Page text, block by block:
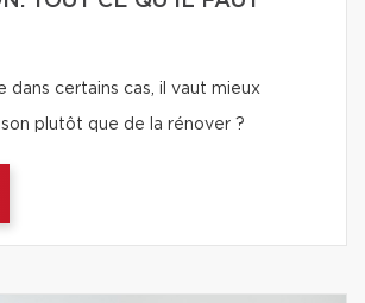
dans certains cas, il vaut mieux
plutôt que de la rénover ?